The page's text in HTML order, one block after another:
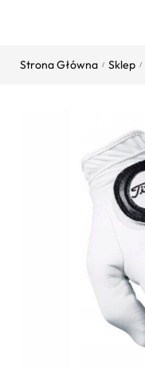
Strona Główna / Sklep /